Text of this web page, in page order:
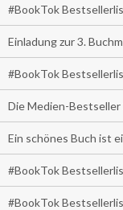
#BookTok
Einladung zur 3.
#BookTok
Die Medien-Bestseller
Ein schönes Buch ist
#BookTok
#BookTok